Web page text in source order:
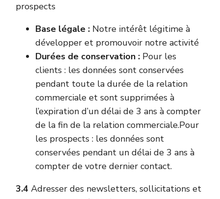
prospects
Base légale : Notre intérêt légitime à
développer et promouvoir notre activité
Durées de conservation : Pour les
clients : les données sont conservées
pendant toute la durée de la relation
commerciale et sont supprimées à
l’expiration d’un délai de 3 ans à compter
de la fin de la relation commerciale.Pour
les prospects : les données sont
conservées pendant un délai de 3 ans à
compter de votre dernier contact.
3.4 Adresser des newsletters, sollicitations et